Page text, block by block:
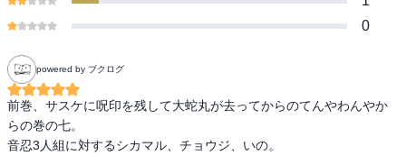
0
powered by ブクログ
前巻、サスケに呪印を残して大蛇丸が去ってからのてんやわんやか
らの巻の七。
音忍3人組に対するシカマル、チョウジ、いの。